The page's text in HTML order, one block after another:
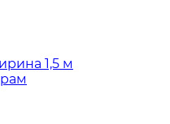
1,5 м